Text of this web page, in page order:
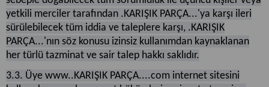
yetkili merciler tarafından .KARIŞIK PARÇA...'ya karşı ileri
sürülebilecek tüm iddia ve taleplere karşı, .KARIŞIK
PARÇA...'nın söz konusu izinsiz kullanımdan kaynaklanan
her türlü tazminat ve sair talep hakkı saklıdır.
3.3. Üye www..KARIŞIK PARÇA....com internet sitesini